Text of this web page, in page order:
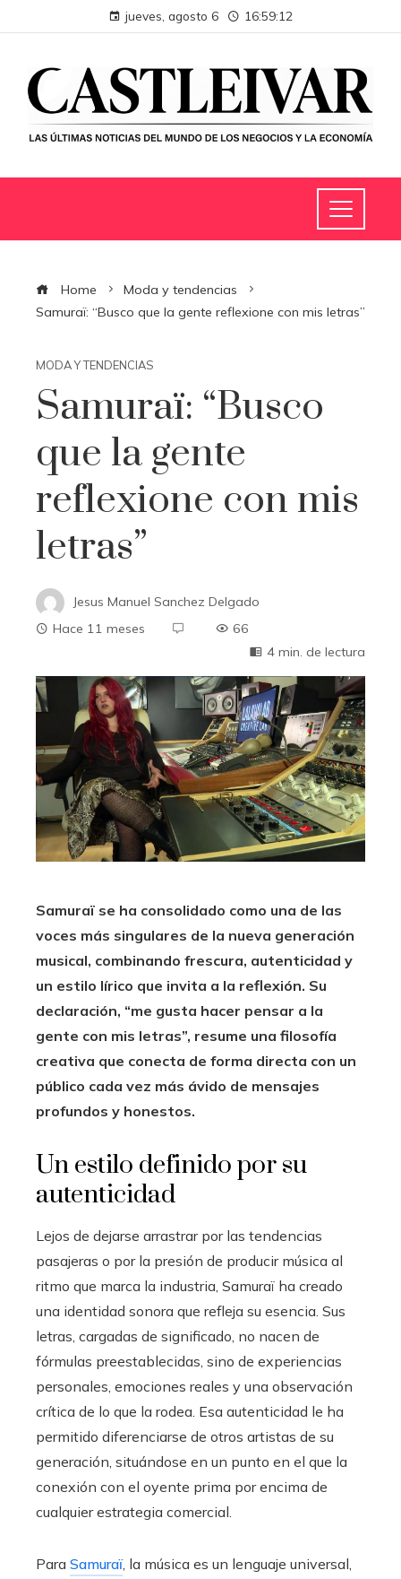
jueves, agosto 6 16:59:13
Home
Moda y tendencias
Samuraï: “Busco que la gente reflexione con mis letras”
MODA Y TENDENCIAS
Samuraï: “Busco
que la gente
reflexione con mis
letras”
Jesus Manuel Sanchez Delgado
Hace 11 meses
66
4 min. de lectura
Samuraï se ha consolidado como una de las
voces más singulares de la nueva generación
musical, combinando frescura, autenticidad y
un estilo lírico que invita a la reflexión. Su
declaración, “me gusta hacer pensar a la
gente con mis letras”, resume una filosofía
creativa que conecta de forma directa con un
público cada vez más ávido de mensajes
profundos y honestos.
Un estilo definido por su
autenticidad
Lejos de dejarse arrastrar por las tendencias
pasajeras o por la presión de producir música al
ritmo que marca la industria, Samuraï ha creado
una identidad sonora que refleja su esencia. Sus
letras, cargadas de significado, no nacen de
fórmulas preestablecidas, sino de experiencias
personales, emociones reales y una observación
crítica de lo que la rodea. Esa autenticidad le ha
permitido diferenciarse de otros artistas de su
generación, situándose en un punto en el que la
conexión con el oyente prima por encima de
cualquier estrategia comercial.
Para Samuraï, la música es un lenguaje universal,